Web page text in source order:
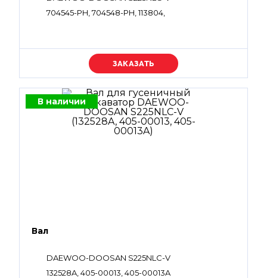
704545-PH, 704548-PH, 113804,
Уточняйте цену
В наличии
Вал
DAEWOO-DOOSAN S225NLC-V
132528A, 405-00013, 405-00013A